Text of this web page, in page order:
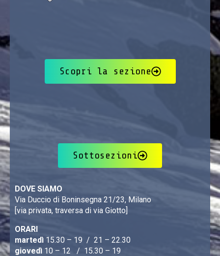
Scopri la sezione
Sottosezioni
DOVE SIAMO
Via Duccio di Boninsegna 21/23, Milano
[via privata, traversa di via Giotto]
ORARI
martedì 15.30 – 19 / 21 – 22.30
giovedì 10 – 12 / 15.30 – 19